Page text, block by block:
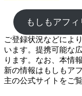
もしもアフ
ご登録状況などによ
います。提携可能な
ります。なお、本情
新の情報はもしもア
主の公式サイトをご